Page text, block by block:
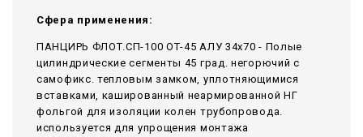
Сфера применения:
ПАНЦИРЬ ФЛОТ.СП-100 ОТ-45 АЛУ 34x70 - Полые
цилиндрические сегменты 45 град. негорючий c
самофикс. тепловым замком, уплотняющимися
вставками, кашированный неармированной НГ
фольгой для изоляции колен трубопровода.
используется для упрощения монтажа